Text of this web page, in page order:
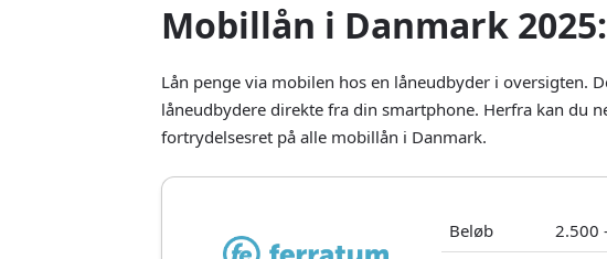
Mobillån i Danmark
Lån penge via mobilen hos en låneudbyder i oversigten.
låneudbydere direkte fra din smartphone. Herfra kan du
fortrydelsesret på alle mobillån i Danmark.
Beløb
2.500